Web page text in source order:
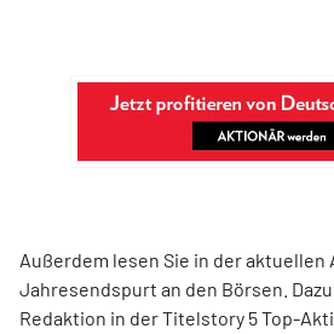
Außerdem lesen Sie in der aktuellen
Jahresendspurt an den Börsen.
Redaktion in der Titelstory 5 Top-